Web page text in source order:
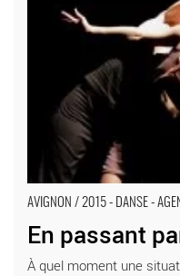
AVIGNON / 2015 - DANSE -
En passant
À quel moment une